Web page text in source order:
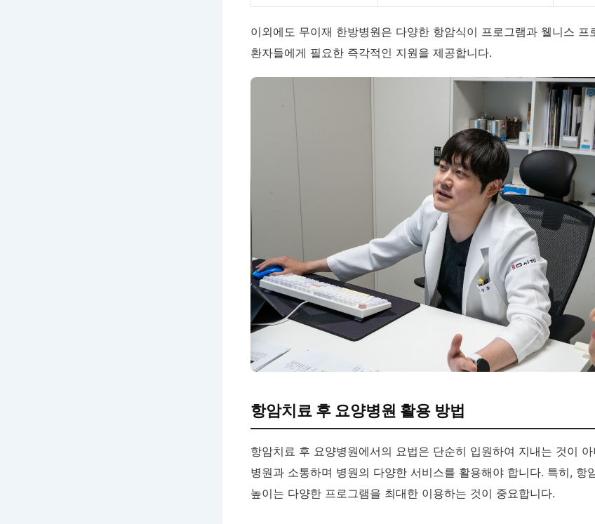
이외에도 무이재 한방병원은 다양한 항암식이 프로그램과 웰니스 프
환자들에게 필요한 즉각적인 지원을 제공합니다.
항암치료 후 요양병원 활용 방법
항암치료 후 요양병원에서의 요법은 단순히 입원하여 지내는 것이
병원과 소통하며 병원의 다양한 서비스를 활용해야 합니다. 특히, 항
높이는 다양한 프로그램을 최대한 이용하는 것이 중요합니다.